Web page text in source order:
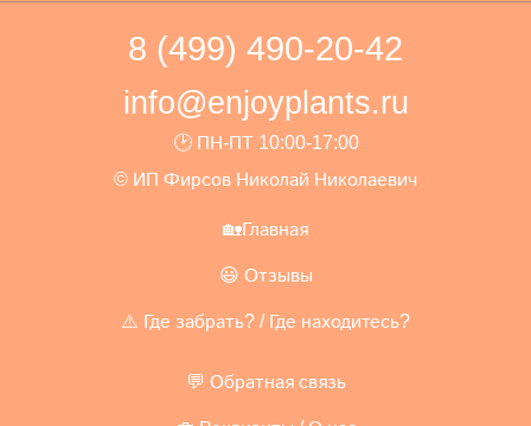
8 (499) 490-20-42
info@enjoyplants.ru
🕑 ПН-ПТ 10:00-17:00
© ИП Фирсов Николай Николаевич
🏡Главная
😃 Отзывы
⚠️ Где забрать? / Где находитесь?
💬 Обратная связь